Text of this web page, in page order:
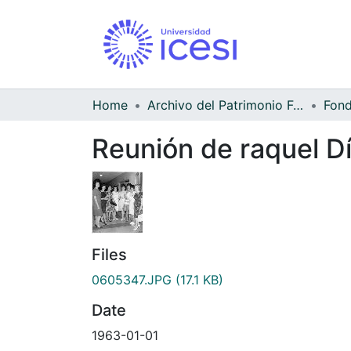
Home Archivo del Patrimonio Fotográfico y Fílmico del Valle del Cauca
Reunión de raquel
Files
0605347.JPG (17.1 KB)
Date
1963-01-01